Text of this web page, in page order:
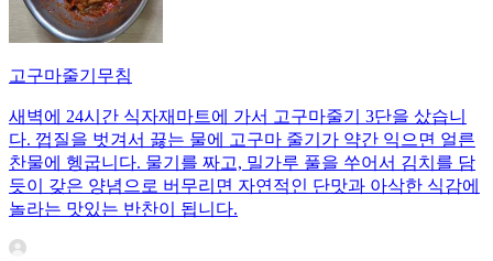
고구마줄기무침
새벽에 24시간 식자재마트에 가서 고구마줄기 3단을 샀습니
다. 껍질을 벗겨서 끓는 물에 고구마 줄기가 약간 익으면 얼른
찬물에 헹굽니다. 물기를 짜고, 밀가루 풀을 쑤어서 김치를 담
듯이 갖은 양념으로 버무리면 자연적인 단맛과 아삭한 식감에
놀라는 맛있는 반찬이 됩니다.